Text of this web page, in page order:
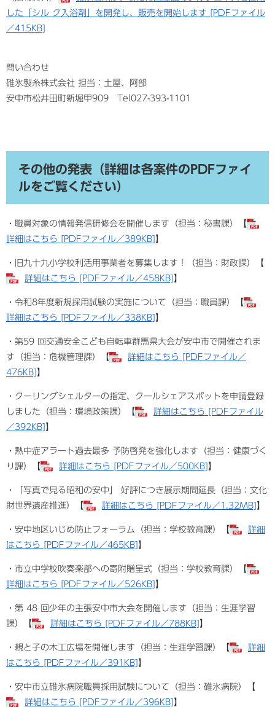
した「シル ク入浴剤」を開発し、販売を開始します [PDFファイル
／415KB]
問い合わせ
碓氷製糸株式会社 担当：土屋、阿部
安中市松井田町新堀甲909 Tel027-393-1101
その他の発表（詳細は各案件のPDFファイ
ルをご覧ください）
・職員対象の情報発信研修会を開催します（担当：秘書課）【
詳細はこちら [PDFファイル／389KB] 】
・旧九十九小学校利活用事業者を募集します！（担当：財政課）【
詳細はこちら [PDFファイル／458KB] 】
・令和8年度新規採用試験の実施について（担当：職員課）【
詳細はこちら [PDFファイル／338KB] 】
・第59 回交通安全こども自転車群馬県大会が安中市で開催されま
す（担当：危機管理課）【
詳細はこちら [PDFファイル／
476KB] 】
・クーリングシェルターの指定、クールシェアスポットを申請登録
しました（担当：環境政策課）【
詳細はこちら [PDFファイル
／392KB] 】
・熱中症アラート過去最多 予防啓発を強化します（担当：健康づく
り課）【
詳細はこちら [PDFファイル／500KB] 】
・「写真で見る昭和の安中」 好評につき展示期間延長（担当：文化
財世界遺産推進）【
詳細はこちら [PDFファイル／1.32MB] 】
・安中地区いじめ防止フォーラム（担当：学校教育課）【
詳細
はこちら [PDFファイル／465KB] 】
・市立中学校吹奏楽部への寄附贈呈式（担当：学校教育課）【
詳細はこちら [PDFファイル／526KB] 】
・第 48 回少年の主張安中市大会を開催します（担当：生涯学習
課）【
詳細はこちら [PDFファイル／788KB] 】
・親と子の木工広場を開催します（担当：生涯学習課）【
詳細
はこちら [PDFファイル／391KB] 】
・安中市立碓氷病院職員採用試験について（担当：碓氷病院）【
詳細はこちら [PDFファイル／396KB] 】